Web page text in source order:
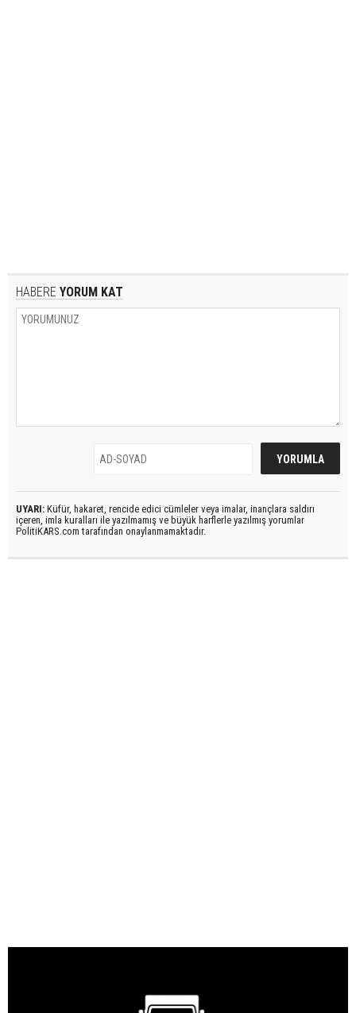
HABERE YORUM KAT
UYARI: Küfür, hakaret, rencide edici cümleler veya imalar, inançlara saldırı
içeren, imla kuralları ile yazılmamış ve büyük harflerle yazılmış yorumlar
PolitiKARS.com tarafından onaylanmamaktadır.